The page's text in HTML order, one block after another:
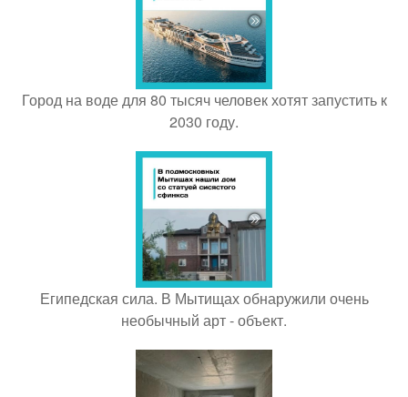
Город на воде для 80 тысяч человек хотят запустить к
2030 году.
Египедская сила. В Мытищах обнаружили очень
необычный арт - объект.